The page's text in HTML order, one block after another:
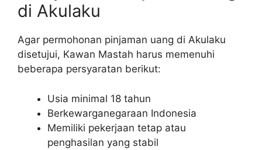
di Akulaku
Agar permohonan pinjaman uang di Akulaku
disetujui, Kawan Mastah harus memenuhi
beberapa persyaratan berikut:
Usia minimal 18 tahun
Berkewarganegaraan Indonesia
Memiliki pekerjaan tetap atau
penghasilan yang stabil